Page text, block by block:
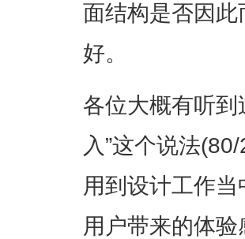
面结构是否因
好。
各位大概有听
入”这个说法
用到设计工作
用户带来的体